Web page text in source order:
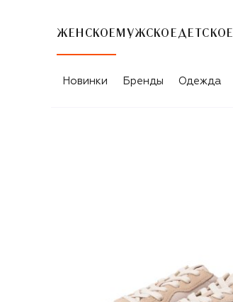
ЖЕНСКОЕ МУЖСКОЕ ДЕТСКОЕ
Новинки Бренды Одежда